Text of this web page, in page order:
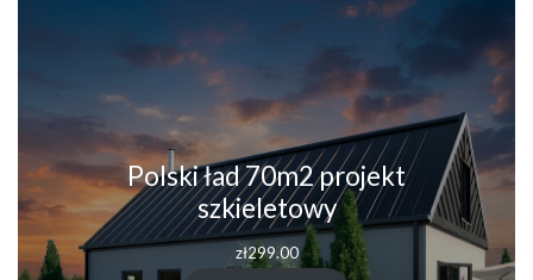
Polski ład 70m2 projekt
szkieletowy
zł299.00